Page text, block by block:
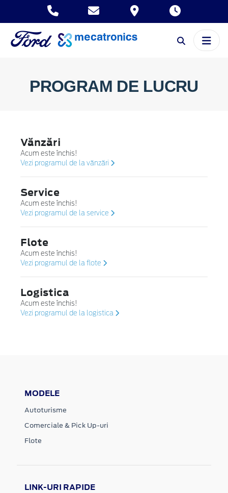
PROGRAM DE LUCRU
Vănzări
Acum este închis!
Vezi programul de la vănzări
Service
Acum este închis!
Vezi programul de la service
Flote
Acum este închis!
Vezi programul de la flote
Logistica
Acum este închis!
Vezi programul de la logistica
MODELE
Autoturisme
Comerciale & Pick Up-uri
Flote
LINK-URI RAPIDE